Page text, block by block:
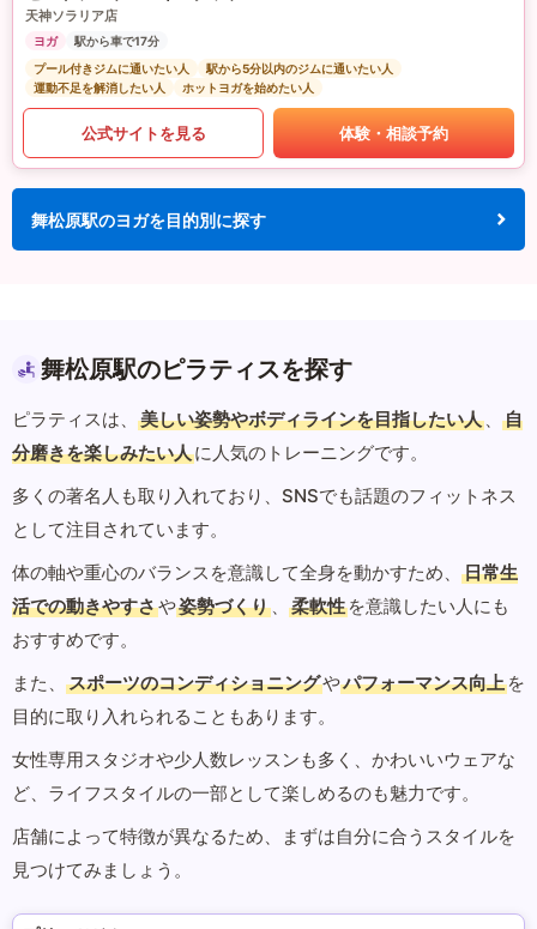
天神ソラリア店
ヨガ
駅から車で17分
プール付きジムに通いたい人
駅から5分以内のジムに通いたい人
運動不足を解消したい人
ホットヨガを始めたい人
公式サイトを見る 体験・相談予約
舞松原駅のヨガを目的別に探す
舞松原駅のピラティスを探す
ピラティスは、 美しい姿勢やボディラインを目指したい人 、
自
分磨きを楽しみたい人に人気のトレーニングです。
多くの著名人も取り入れており、SNSでも話題のフィットネス
として注目されています。
体の軸や重心のバランスを意識して全身を動かすため、
日常生
活での動きやすさや姿勢づくり 、 柔軟性 を意識したい人にも
おすすめです。
また、
スポーツのコンディショニングやパフォーマンス向上 を
目的に取り入れられることもあります。
女性専用スタジオや少人数レッスンも多く、かわいいウェアな
ど、ライフスタイルの一部として楽しめるのも魅力です。
店舗によって特徴が異なるため、まずは自分に合うスタイルを
見つけてみましょう。